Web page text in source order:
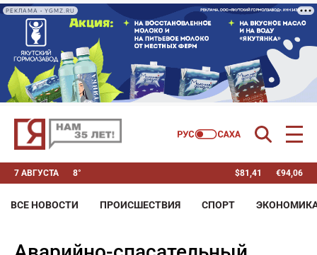
РЕКЛАМА • YGMZ.RU
7 АВГУСТА 8° $81,41 €94,06
ВСЕ НОВОСТИ ПРОИСШЕСТВИЯ СПОРТ